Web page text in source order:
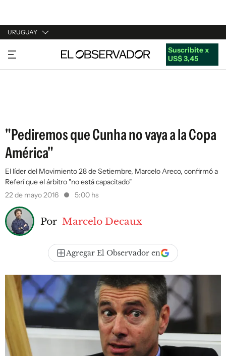
URUGUAY
URUGUAY
ARGENTINA
Suscribite x
US$ 3,45
"Pediremos que Cunha no vaya a la Copa
América"
El líder del Movimiento 28 de Setiembre, Marcelo Areco, confirmó a
Referí que el árbitro "no está capacitado"
22 de mayo 2016
5:00 hs
Por Marcelo Decaux
Agregar El Observador en